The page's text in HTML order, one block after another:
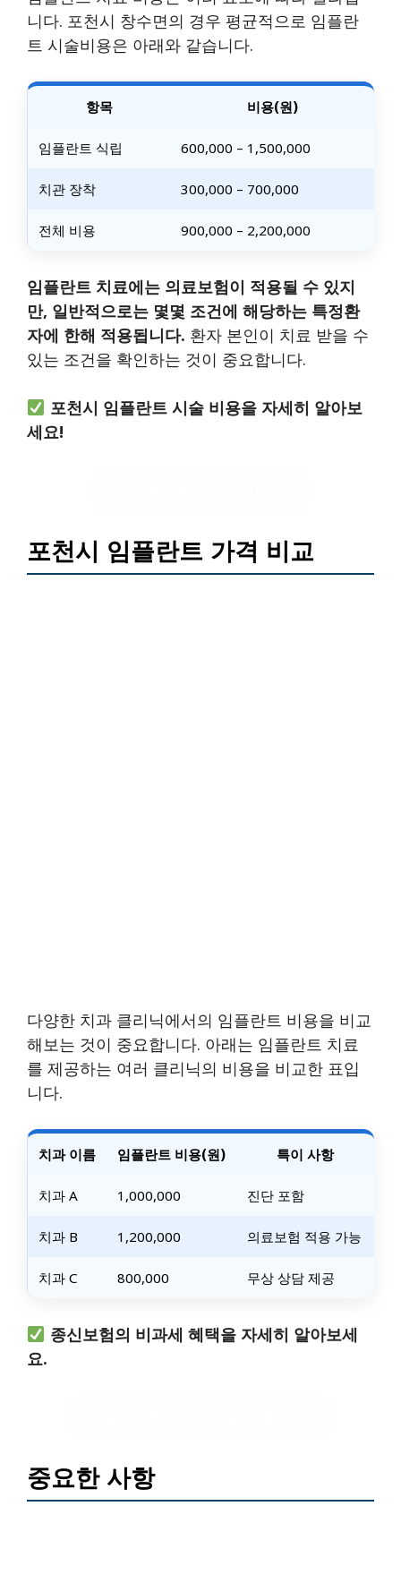
니다. 포천시 창수면의 경우 평균적으로 임플란
트 시술비용은 아래와 같습니다.
항목 비용(원)
임플란트 식립 600,000 – 1,500,000
치관 장착 300,000 – 700,000
전체 비용 900,000 – 2,200,000
임플란트 치료에는 의료보험이 적용될 수 있지
만, 일반적으로는 몇몇 조건에 해당하는 특정환
자에 한해 적용됩니다. 환자 본인이 치료 받을 수
있는 조건을 확인하는 것이 중요합니다.
포천시 임플란트 시술 비용을 자세히 알아보
세요!
포천시 임플란트 가격 비교
다양한 치과 클리닉에서의 임플란트 비용을 비교
해보는 것이 중요합니다. 아래는 임플란트 치료
를 제공하는 여러 클리닉의 비용을 비교한 표입
니다.
치과 이름 임플란트 비용(원) 특이 사항
치과 A 1,000,000 진단 포함
치과 B 1,200,000 의료보험 적용 가능
치과 C 800,000 무상 상담 제공
종신보험의 비과세 혜택을 자세히 알아보세
요.
중요한 사항